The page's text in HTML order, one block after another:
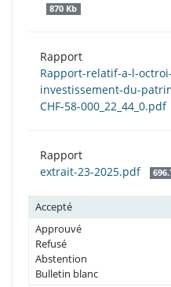
870 Kb
Rapport
Rapport-relatif-a-l-
investissement-du-
CHF-58-000_22_44_0.pdf
Rapport
extrait-23-2025.pdf
Accepté
Approuvé
Refusé
Abstention
Bulletin blanc